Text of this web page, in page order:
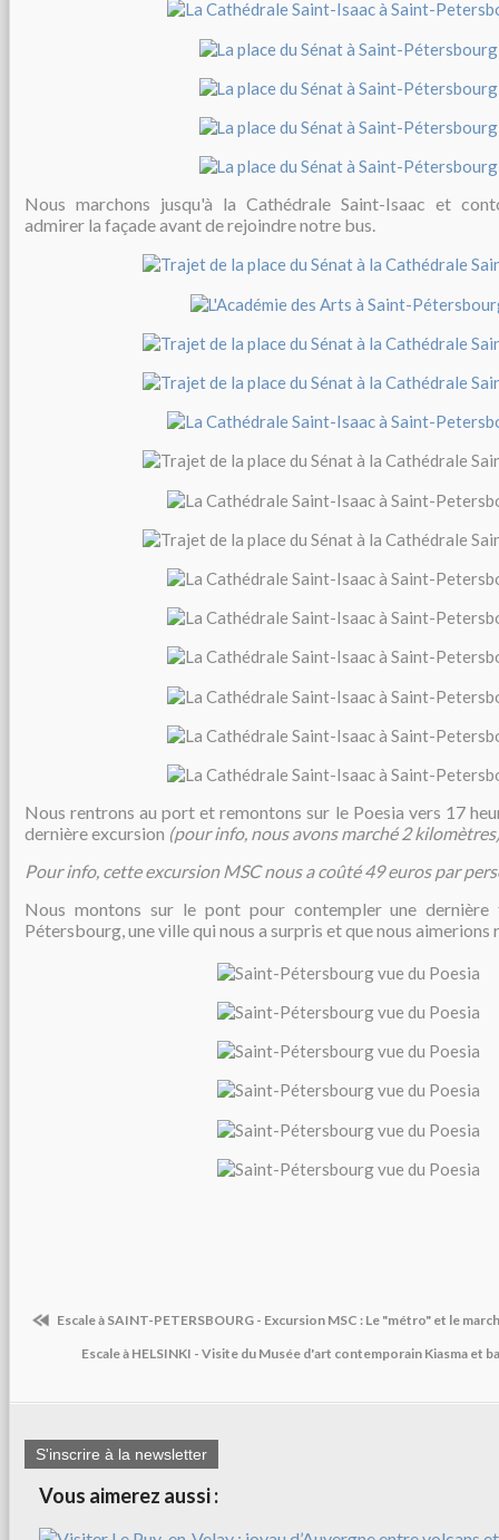
Nous marchons jusqu'à la Cathédrale Saint-Isaac et
admirer la façade avant de rejoindre notre bus.
Nous rentrons au port et remontons sur le Poesia vers 17
dernière excursion (pour info, nous avons marché 2
Pour info, cette excursion MSC nous a coûté 49 euros par
Nous montons sur le pont pour contempler une
Pétersbourg, une ville qui nous a surpris et que nous
Escale à SAINT-PETERSBOURG - Excursion MSC : Le "métro" et le
Escale à HELSINKI - Visite du Musée d'art contemporain Kiasma et
S'inscrire à la newsletter
Vous aimerez aussi :